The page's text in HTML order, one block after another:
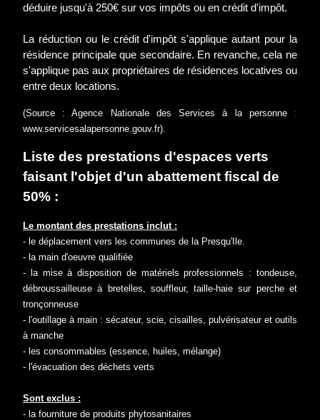
déduire jusqu'à 250€ sur vos impôts ou en crédit d'impôt.
La réduction ou le crédit d'impôt s'applique autant pour la
résidence principale que secondaire. En revanche, cela ne
s'applique pas aux propriétaires de résidences locatives ou
entre deux locations.
(Source : Agence Nationale des Services à la personne :
www.servicesalapersonne.gouv.fr).
Liste des prestations d'espaces verts
faisant l'objet d'un abattement fiscal de
50% :
Le montant des prestations inclut :
- le déplacement vers les communes de la Presqu'Ile.
- la main d'oeuvre qualifiée
- la mise à disposition de matériels professionnels : tondeuse,
débroussailleuse à bretelles, souffleur, taille-haie sur perche et
tronçonneuse
- l'outillage à main : sécateur, scie, cisailles, pulvérisateur et outils
à manche
- les consommables (essence, huiles, mélange)
- l'évacuation des déchets verts
Sont exclus :
- la fourniture de produits phytosanitaires